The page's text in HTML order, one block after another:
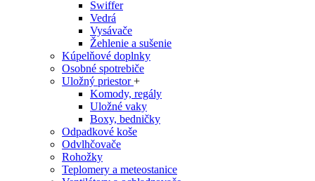
Swiffer
Vedrá
Vysávače
Žehlenie a sušenie
Kúpelňové doplnky
Osobné spotrebiče
Uložný priestor+
Komody, regály
Uložné vaky
Boxy, bedničky
Odpadkové koše
Odvlhčovače
Rohožky
Teplomery a meteostanice